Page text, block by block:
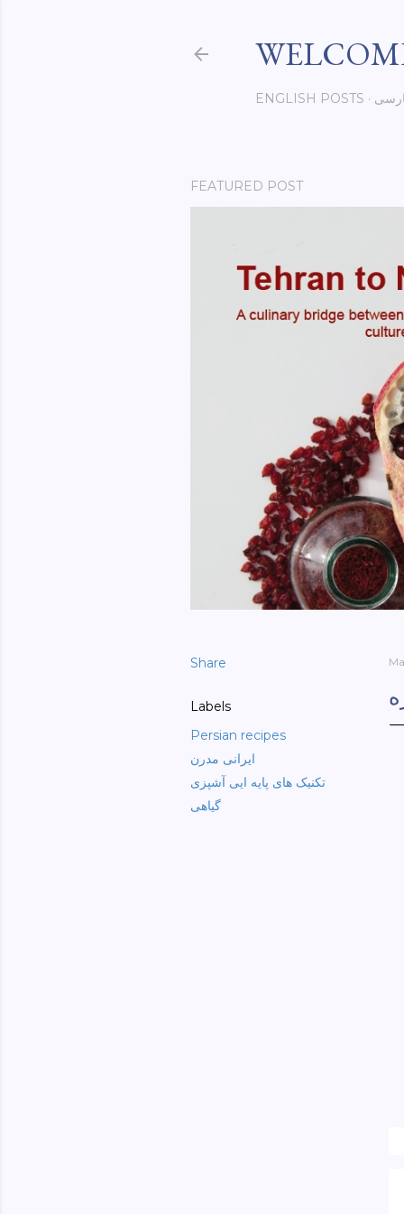
ENGLISH POSTS
FEATURED POST
Share
Labels
Persian recipes
ایرانی مدرن
تکنیک های پایه ایی آشپزی
گیاهی